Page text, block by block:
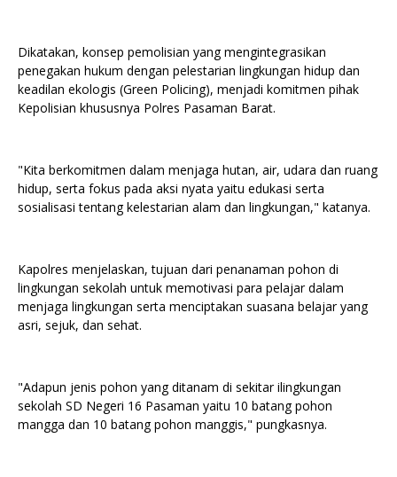
Dikatakan, konsep pemolisian yang mengintegrasikan
penegakan hukum dengan pelestarian lingkungan hidup dan
keadilan ekologis (Green Policing), menjadi komitmen pihak
Kepolisian khususnya Polres Pasaman Barat.
"Kita berkomitmen dalam menjaga hutan, air, udara dan ruang
hidup, serta fokus pada aksi nyata yaitu edukasi serta
sosialisasi tentang kelestarian alam dan lingkungan," katanya.
Kapolres menjelaskan, tujuan dari penanaman pohon di
lingkungan sekolah untuk memotivasi para pelajar dalam
menjaga lingkungan serta menciptakan suasana belajar yang
asri, sejuk, dan sehat.
"Adapun jenis pohon yang ditanam di sekitar ilingkungan
sekolah SD Negeri 16 Pasaman yaitu 10 batang pohon
mangga dan 10 batang pohon manggis," pungkasnya.